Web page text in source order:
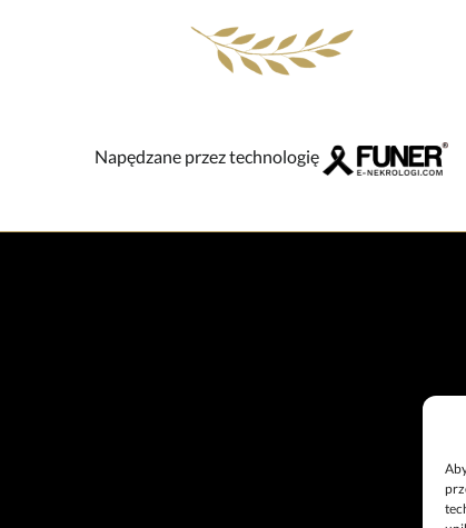
Napędzane przez technologię